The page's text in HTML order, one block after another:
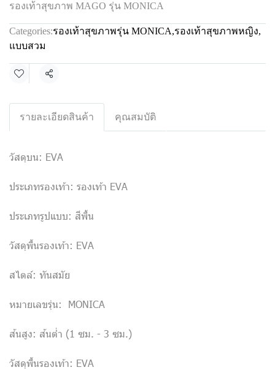
รองเท้าสุขภาพ MAGO รุ่น MONICA
Categories:รองเท้าสุขภาพรุ่น MONICA,รองเท้าสุขภาพหญิง,
แบบสวม
Share
รายละเอียดสินค้า คุณสมบัติ
วัสดุบน: EVA
ประเภทรองเท้า: รองเท้า EVA
ประเภทรูปแบบ: สีพื้น
วัสดุพื้นรองเท้า: EVA
สไตล์: ทันสมัย
หมายเลขรุ่น: MONICA
ส้นสูง: ส้นต่ำ (1 ซม. - 3 ซม.)
วัสดุพื้นรองเท้า: EVA